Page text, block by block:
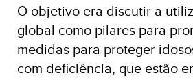
O objetivo era discutir a
global como pilares para
medidas para proteger
com deficiência, que estão